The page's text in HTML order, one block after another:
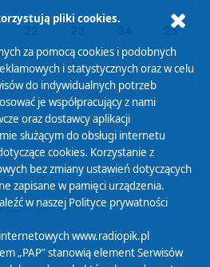
25
29 30 31 01
osobowych
pliki cookies.
za pomocą cookies i podobnych
i statystycznych oraz w celu
do indywidualnych potrzeb
je współpracujący z nami
oraz dostawcy aplikacji
służącym do obsługi internetu
cookies. Korzystanie z
bez zmiany ustawień dotyczących
zapisane w pamięci urządzenia.
w naszej Polityce prywatności
www.radiopik.pl
„PAP” stanowią element Serwisów